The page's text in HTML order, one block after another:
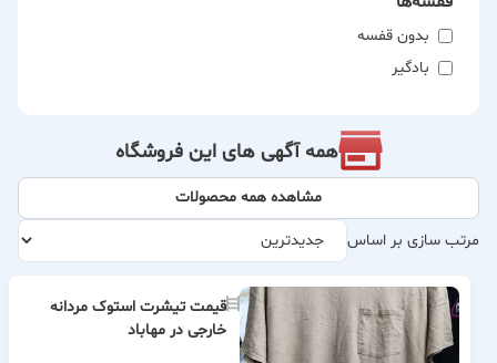
بدون قفسه
بادگیر
همه آگهی های این فروشگاه
مشاهده همه محصولات
مرتب سازی بر اساس
قیمت تیشرت استوک مردانه
خارجی در مهاباد